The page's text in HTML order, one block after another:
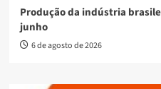
Produção da indústria
junho
6 de agosto de 2026